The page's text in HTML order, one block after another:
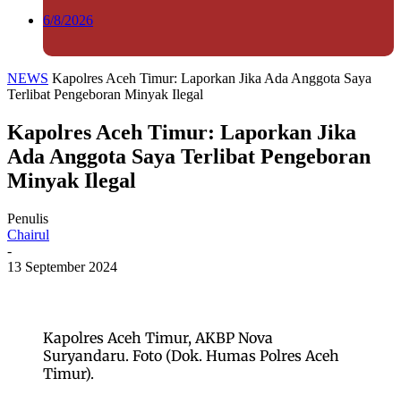
6/8/2026
NEWS Kapolres Aceh Timur: Laporkan Jika Ada Anggota Saya
Terlibat Pengeboran Minyak Ilegal
Kapolres Aceh Timur: Laporkan Jika
Ada Anggota Saya Terlibat Pengeboran
Minyak Ilegal
Penulis
Chairul
-
13 September 2024
Kapolres Aceh Timur, AKBP Nova
Suryandaru. Foto (Dok. Humas Polres Aceh
Timur).